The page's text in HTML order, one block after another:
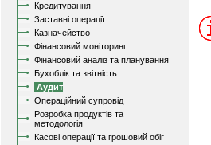
Кредитування
Заставні операції
Казначейство
Фінансовий моніторинг
Фінансовий аналіз та планування
Бухоблік та звітність
Аудит
Операційний супровід
Розробка продуктів та
методологія
Касові операції та грошовий обіг